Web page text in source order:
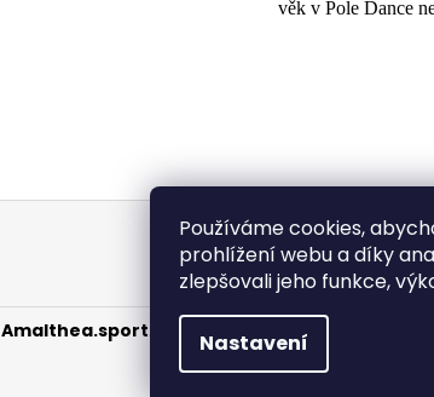
Používáme cookies,
prohlížení webu a díky
zlepšovali jeho funkce,
Nastavení
věk v Pole Dance
Obchodní
Amalthea.sport . Všechna práva vyhrazena.